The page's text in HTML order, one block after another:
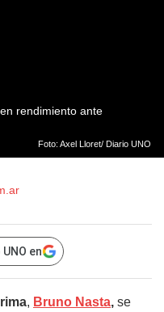
rendimiento ante
Foto: Axel Lloret/ Diario UNO
en
, Bruno Nasta, se